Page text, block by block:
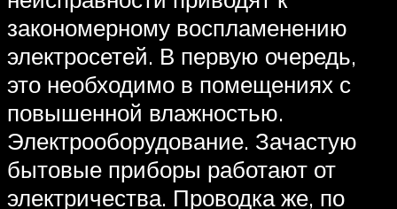
закономерному воспламенению
электросетей. В первую очередь,
это необходимо в помещениях с
повышенной влажностью.
Электрооборудование. Зачастую
бытовые приборы работают от
электричества. Проводка же, по